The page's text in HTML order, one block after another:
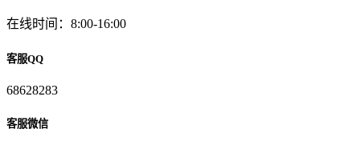
在线时间：8:00-16:00
客服QQ
68628283
客服微信